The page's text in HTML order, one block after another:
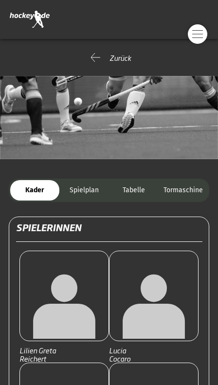
Zurück
Kader Spielplan Tabelle Tormaschine
SPIELERINNEN
Lilien Greta
Reichert
Lucia
Cocaro